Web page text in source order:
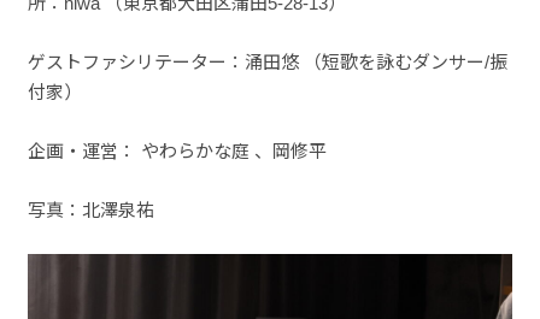
ゲストファシリテーター：涌田悠 （短歌を詠むダンサー/振
付家）
企画・運営： やわらかな庭 、岡修平
写真：北澤泉祐